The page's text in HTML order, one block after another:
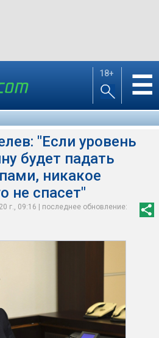
18+ ☰
"Если уровень
будет падать
никакое
не спасет"
г., 09:16 | последнее обновление: